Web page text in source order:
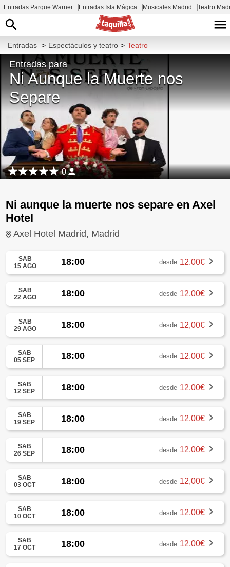
Entradas Parque Warner Entradas Isla Mágica Musicales Madrid Teatro
Entradas > Espectáculos y teatro > Teatro
Entradas para
Ni Aunque la Muerte nos
Separe
0
Ni aunque la muerte nos separe en Axel
Hotel
Axel Hotel Madrid, Madrid
SAB
15 AGO
18:00 desde 12,00€
SAB
22 AGO
18:00 desde 12,00€
SAB
29 AGO
18:00 desde 12,00€
SAB
05 SEP
18:00 desde 12,00€
SAB
12 SEP
18:00 desde 12,00€
SAB
19 SEP
18:00 desde 12,00€
SAB
26 SEP
18:00 desde 12,00€
SAB
03 OCT
18:00 desde 12,00€
SAB
10 OCT
18:00 desde 12,00€
SAB
17 OCT
18:00 desde 12,00€